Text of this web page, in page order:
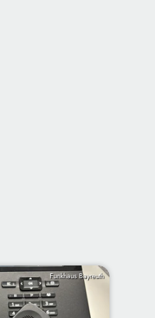
Funkhaus Bayreuth